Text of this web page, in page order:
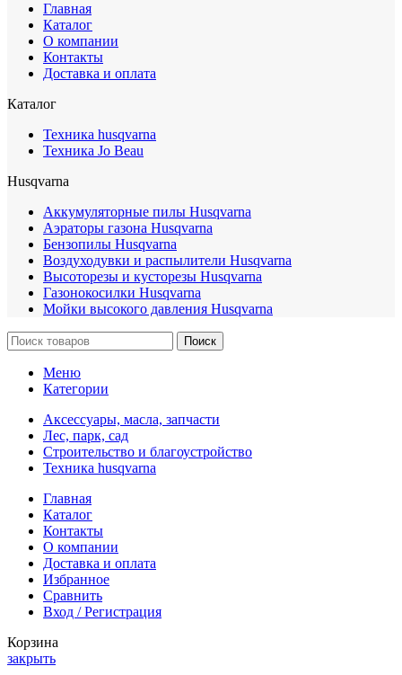
Главная
Каталог
О компании
Контакты
Доставка и оплата
Каталог
Техника husqvarna
Техника Jo Beau
Husqvarna
Аккумуляторные пилы Husqvarna
Аэраторы газона Husqvarna
Бензопилы Husqvarna
Воздуходувки и распылители Husqvarna
Высоторезы и кусторезы Husqvarna
Газонокосилки Husqvarna
Мойки высокого давления Husqvarna
Поиск
Меню
Категории
Аксессуары, масла, запчасти
Лес, парк, сад
Строительство и благоустройство
Техника husqvarna
Главная
Каталог
Контакты
О компании
Доставка и оплата
Избранное
Сравнить
Вход / Регистрация
Корзина
закрыть